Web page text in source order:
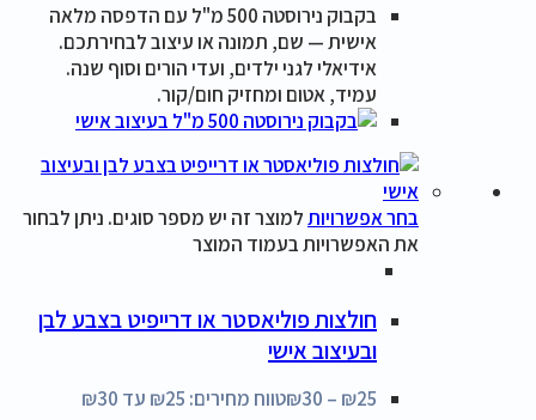
בקבוק נירוסטה 500 מ"ל עם הדפסה מלאה
אישית — שם, תמונה או עיצוב לבחירתכם.
אידיאלי לגני ילדים, ועדי הורים וסוף שנה.
עמיד, אטום ומחזיק חום/קור.
בחר אפשרויותלמוצר זה יש מספר סוגים. ניתן לבחור
את האפשרויות בעמוד המוצר
חולצות פוליאסטר או דרייפיט בצבע לבן
ובעיצוב אישי
₪25
–
₪30
טווח מחירים: ⁦₪25⁩ עד ⁦₪30⁩